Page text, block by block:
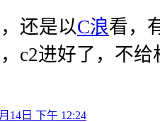
还是以C浪看，
c2进好了，不给
14日 下午 12:24